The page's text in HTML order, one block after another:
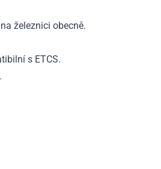
železnici obecně.
s ETCS.